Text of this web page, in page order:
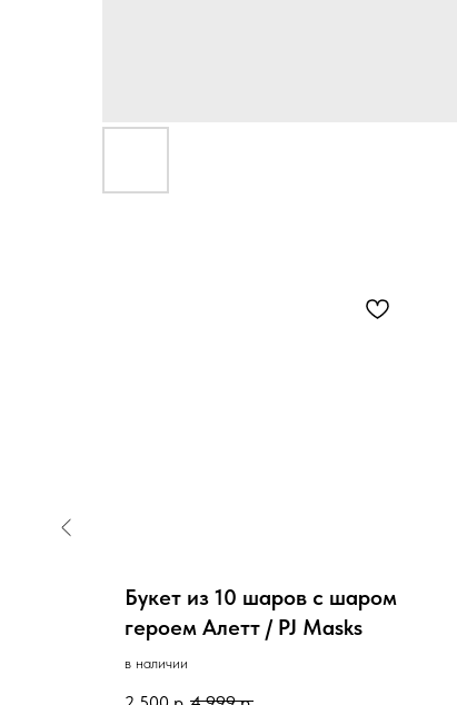
Букет из 10 шаров с шаром
героем Алетт / PJ Masks
в наличии